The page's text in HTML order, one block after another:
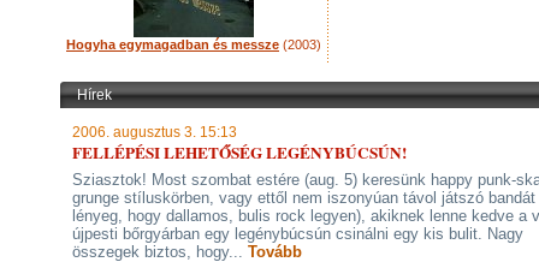
Hogyha egymagadban és messze (2003)
Hírek
2006. augusztus 3. 15:13
FELLÉPÉSI LEHETŐSÉG LEGÉNYBÚCSÚN!
Sziasztok! Most szombat estére (aug. 5) keresünk happy punk-
grunge stíluskörben, vagy ettől nem iszonyúan távol játszó bandát
lényeg, hogy dallamos, bulis rock legyen), akiknek lenne kedve a
újpesti bőrgyárban egy legénybúcsún csinálni egy kis bulit. Nagy
összegek biztos, hogy... Tovább